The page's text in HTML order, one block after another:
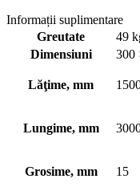
Informații suplimentare
Greutate
49
Dimensiuni
300
Lăţime, mm
Lungime, mm
Grosime, mm 15